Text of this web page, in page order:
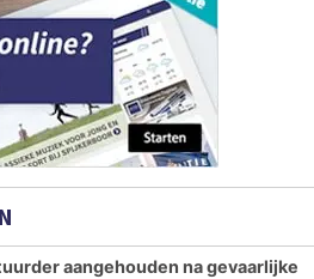
aangehouden na gevaarlijke